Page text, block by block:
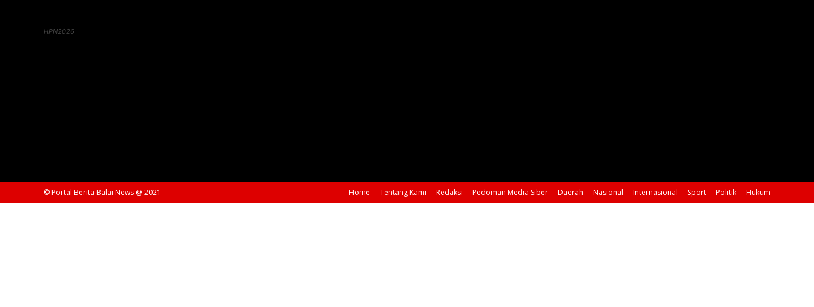
HPN2026
Home Tentang Kami Redaksi Pedoman Media Siber Daerah Nasional Internasional Sport Politik Hukum
© Portal Berita Balai News @ 2021